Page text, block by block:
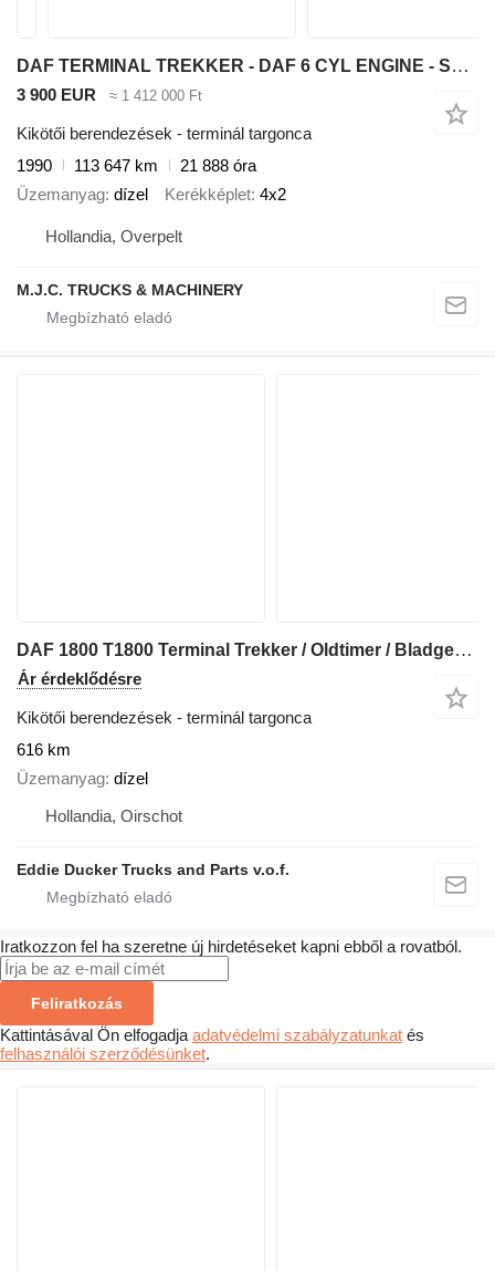
DAF TERMINAL TREKKER - DAF 6 CYL ENGINE - STEEL SPRING - HYDR 5TH WH
3 900 EUR ≈ 1 412 000 Ft
Kikötői berendezések - terminál targonca
1990
113 647 km
21 888 óra
Üzemanyag dízel Kerékképlet 4x2
Hollandia, Overpelt
M.J.C. TRUCKS & MACHINERY
DAF 1800 T1800 Terminal Trekker / Oldtimer / Bladgeveerd
Ár érdeklődésre
Kikötői berendezések - terminál targonca
616 km
Üzemanyag dízel
Hollandia, Oirschot
Eddie Ducker Trucks and Parts v.o.f.
Iratkozzon fel ha szeretne új hirdetéseket kapni ebből a rovatból.
Feliratkozás
Kattintásával Ön elfogadja adatvédelmi szabályzatunkat és
felhasználói szerződésünket.